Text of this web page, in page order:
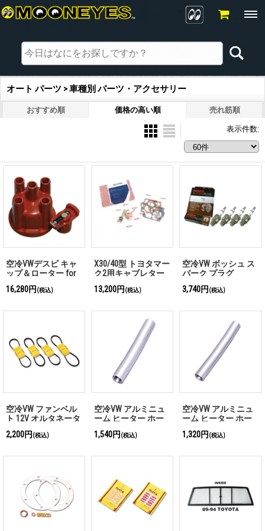
オート パーツ > 車種別 パーツ・アクセサリー
おすすめ順 価格の高い順 売れ筋順
表示件数:
空冷VWデスビ キャ
ップ＆ローター for
16,280円 (税込)
X30/40型 トヨタマー
ク2用キャブレター
13,200円 (税込)
空冷VW ボッシュ ス
パーク プラグ
3,740円 (税込)
空冷VW ファンベル
ト 12V オルタネータ
2,200円 (税込)
空冷VW アルミニュ
ーム ヒーター ホー
1,540円 (税込)
空冷VW アルミニュ
ーム ヒーター ホー
1,320円 (税込)